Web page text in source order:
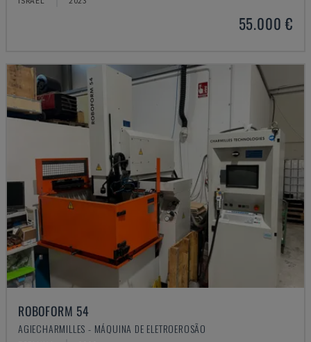
55.000 €
ROBOFORM 54
AGIECHARMILLES - MÁQUINA DE ELETROEROSÃO